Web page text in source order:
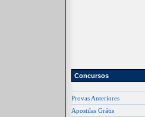
Concursos
Provas Anteriores
Apostilas Grátis